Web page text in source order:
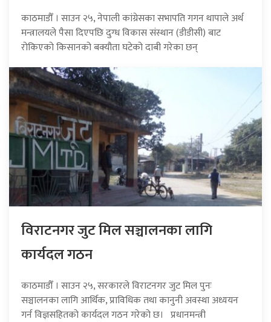
काठमाडौँ । साउन २५, नेपाली कांग्रेसका सभापति गगन थापाले अर्थ
मन्त्रालयले पैसा दिएपछि दुग्ध विकास संस्थान (डीडीसी) बाट
रोकिएको किसानको बक्यौता घटेको दाबी गरेका छन्
विराटनगर जुट मिल सञ्चालनका लागि
कार्यदल गठन
काठमाडौँ । साउन २५, सरकारले विराटनगर जुट मिल पुनः
सञ्चालनका लागि आर्थिक, प्राविधिक तथा कानुनी अवस्था अध्ययन
गर्न विज्ञसहितको कार्यदल गठन गरेको छ। प्रधानमन्त्री